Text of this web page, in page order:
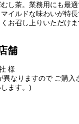
し茶。業務用にも最
イルドな味わいが特
お召し上りいただけま
舗
様
異なりますので ご購入
ます。)